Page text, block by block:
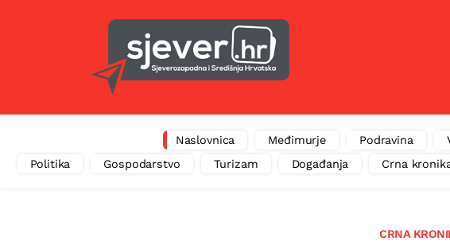
Naslovnica Međimurje Podravina
Politika
Gospodarstvo Turizam Događanja Crna
CRNA